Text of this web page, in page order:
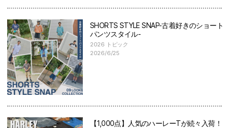
SHORTS STYLE SNAP-古着好きのショート
パンツスタイル-
2026 トピック
2026/6/25
【1,000点】人気のハーレーTが続々入荷！